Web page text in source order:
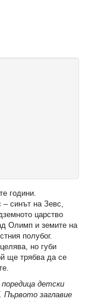
години.
– синът на Зевс,
царство
Олимп и земите на
полубог.
но губи
ще трябва да се
детски
заглавие